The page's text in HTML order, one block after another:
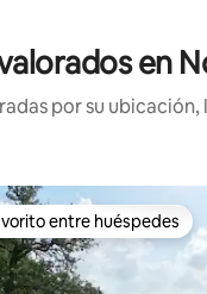
en
por su
entre huéspedes
entre huéspedes